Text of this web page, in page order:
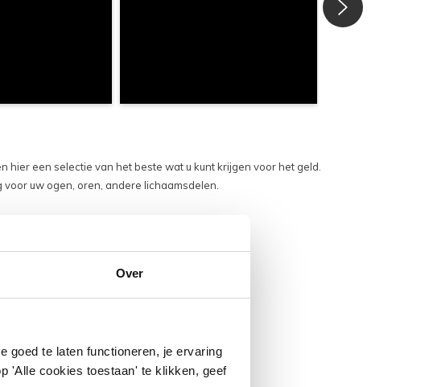
Over
goed te laten functioneren, je ervaring
'Alle cookies toestaan' te klikken, geef
een selectie van het beste wat u kunt krijgen voor het geld.
uw ogen, oren, andere lichaamsdelen.